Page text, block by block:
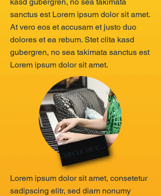
sanctus est Lorem ipsum dolor sit amet.
At vero eos et accusam et justo duo
dolores et ea rebum. Stet clita kasd
gubergren, no sea takimata sanctus est
Lorem ipsum dolor sit amet.
cercle de chant
Lorem ipsum dolor sit amet, consetetur
sadipscing elitr, sed diam nonumy